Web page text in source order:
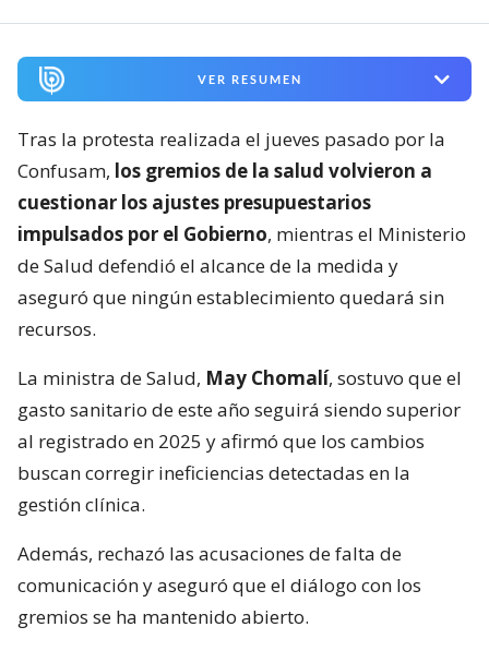
VER RESUMEN
Tras la protesta realizada el jueves pasado por la
Confusam, los gremios de la salud volvieron a
cuestionar los ajustes presupuestarios
impulsados por el Gobierno, mientras el Ministerio
de Salud defendió el alcance de la medida y
aseguró que ningún establecimiento quedará sin
recursos.
La ministra de Salud, May Chomalí, sostuvo que el
gasto sanitario de este año seguirá siendo superior
al registrado en 2025 y afirmó que los cambios
buscan corregir ineficiencias detectadas en la
gestión clínica.
Además, rechazó las acusaciones de falta de
comunicación y aseguró que el diálogo con los
gremios se ha mantenido abierto.